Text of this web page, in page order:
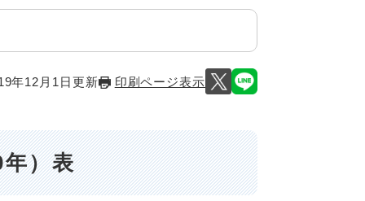
年12月1日更新 印刷ページ表示
）表